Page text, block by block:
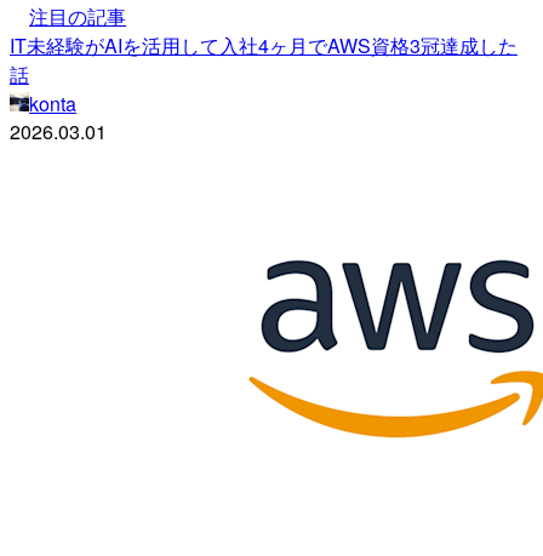
注目の記事
IT未経験がAIを活用して入社4ヶ月でAWS資格3冠達成した
話
konta
2026.03.01